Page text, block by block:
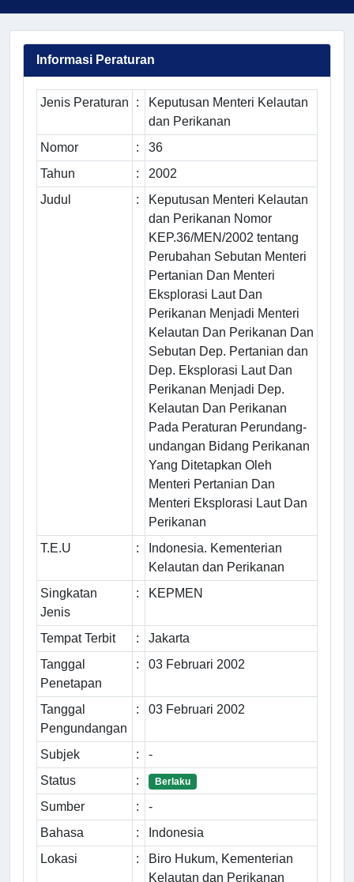
Informasi Peraturan
Jenis Peraturan :
Keputusan Menteri Kelautan
dan Perikanan
Nomor
:
36
Tahun
:
2002
Judul
:
Keputusan Menteri Kelautan
dan Perikanan Nomor
KEP.36/MEN/2002 tentang
Perubahan Sebutan Menteri
Pertanian Dan Menteri
Eksplorasi Laut Dan
Perikanan Menjadi Menteri
Kelautan Dan Perikanan Dan
Sebutan Dep. Pertanian dan
Dep. Eksplorasi Laut Dan
Perikanan Menjadi Dep.
Kelautan Dan Perikanan
Pada Peraturan Perundang-
undangan Bidang Perikanan
Yang Ditetapkan Oleh
Menteri Pertanian Dan
Menteri Eksplorasi Laut Dan
Perikanan
T.E.U
:
Indonesia. Kementerian
Kelautan dan Perikanan
Singkatan
Jenis
: KEPMEN
Tempat Terbit :
Jakarta
Tanggal
Penetapan
: 03 Februari 2002
Tanggal
Pengundangan
: 03 Februari 2002
Subjek :
-
Status
: Berlaku
Sumber :
-
Bahasa
:
Indonesia
Lokasi
:
Biro Hukum, Kementerian
Kelautan dan Perikanan